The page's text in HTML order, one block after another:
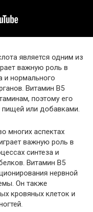
является одним из
важную роль в
и нормального
Витамин B5
поэтому его
пищей или добавками.
многих аспектах
важную роль в
синтеза и
Витамин B5
нервной
Он также
кровяных клеток и